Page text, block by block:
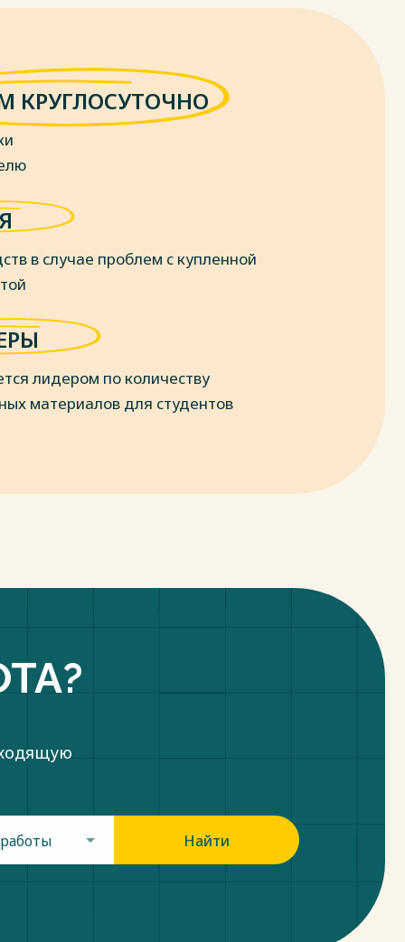
КРУГЛОСУТОЧНО
в случае проблем с купленной
лидером по количеству
материалов для студентов
Найти